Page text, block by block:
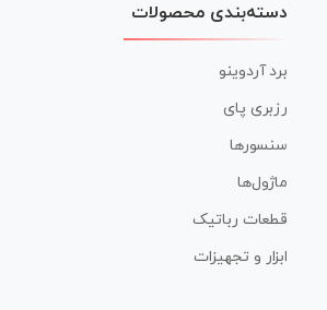
دسته‌بندی محصولات
برد آردوینو
رزبری پای
سنسورها
ماژول‌ها
قطعات رباتیک
ابزار و تجهیزات